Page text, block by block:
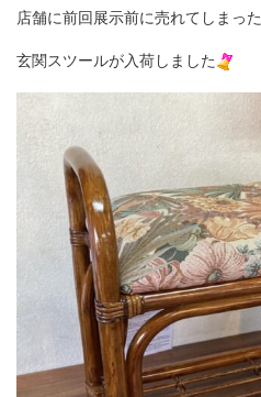
店舗に前回展示前に売れてしまった
玄関スツールが入荷しました